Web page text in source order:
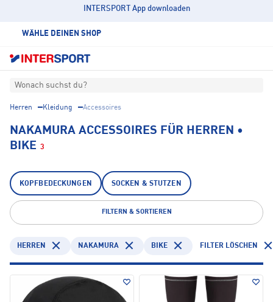
INTERSPORT App downloaden
WÄHLE DEINEN SHOP
Wonach suchst du?
Herren Kleidung Accessoires
NAKAMURA ACCESSOIRES FÜR HERREN •
BIKE 3
KOPFBEDECKUNGEN SOCKEN & STUTZEN
FILTERN & SORTIEREN
HERREN NAKAMURA BIKE FILTER LÖSCHEN